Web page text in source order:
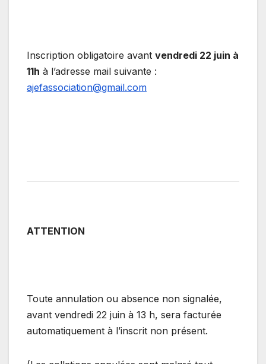
Inscription obligatoire avant vendredi 22 juin à
11h à l’adresse mail suivante :
ajefassociation@gmail.com
ATTENTION
Toute annulation ou absence non signalée,
avant vendredi 22 juin à 13 h, sera facturée
automatiquement à l’inscrit non présent.